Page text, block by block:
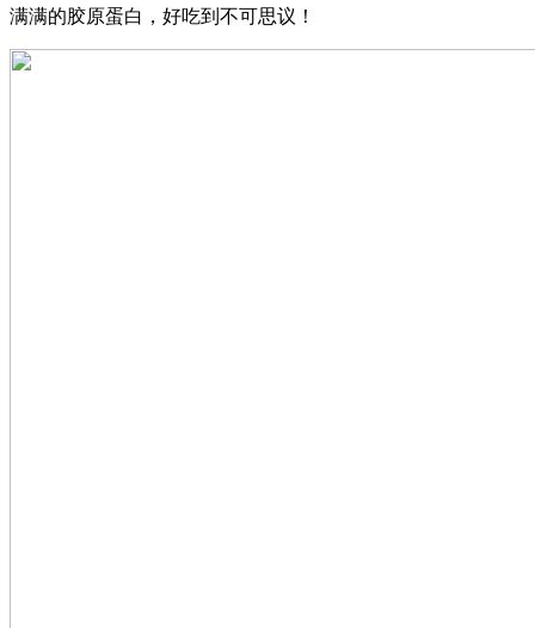
满满的胶原蛋白，好吃到不可思议！